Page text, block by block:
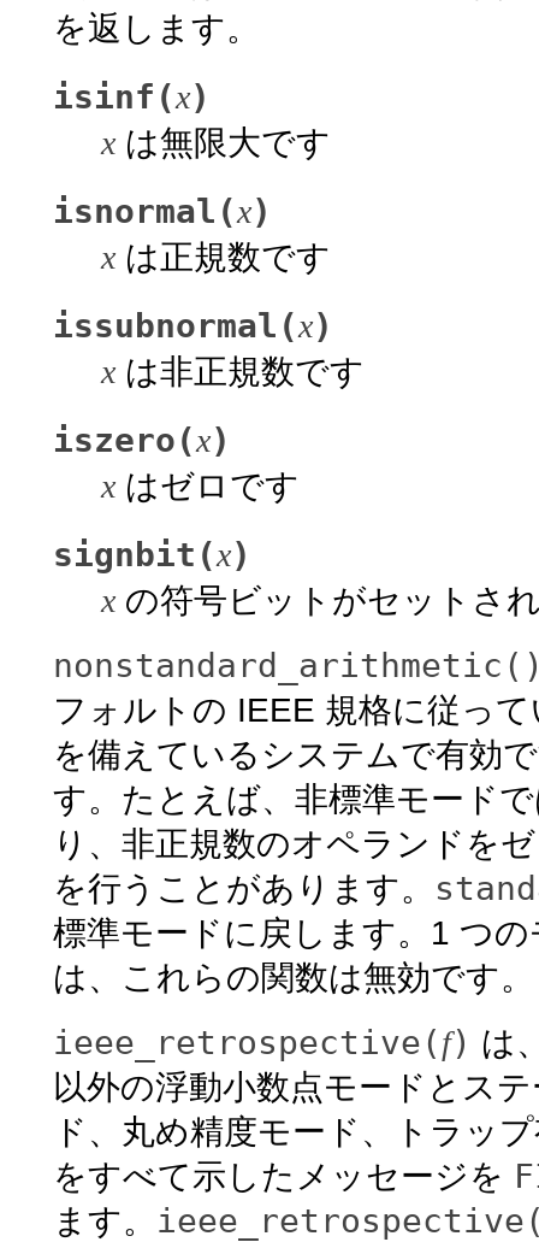
を返します。
isinf(x)
xは無限大です
isnormal(x)
xは正規数です
issubnormal(x)
xは非正規数です
iszero(x)
xはゼロです
signbit(x)
xの符号ビットがセットさ
フォルトの IEEE 規格に従っ
を備えているシステムで有効
す。たとえば、非標準モード
り、非正規数のオペランドを
を行うことがあります。
標準モードに戻します。1 つ
は、これらの関数は無効です。
ieee_retrospective(f) は
以外の浮動小数点モードとス
ド、丸め精度モード、トラッ
をすべて示したメッセージを
ます。